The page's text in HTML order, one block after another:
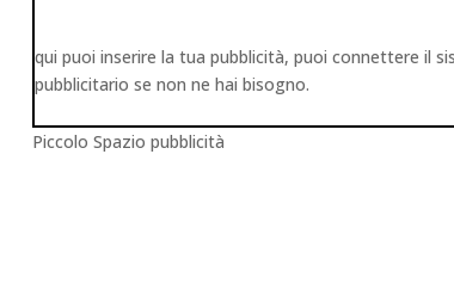
qui puoi inserire la tua pubblicità, puoi connettere il
pubblicitario se non ne hai bisogno.
Piccolo Spazio pubblicità